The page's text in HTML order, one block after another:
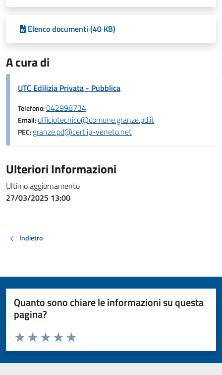
Elenco documenti (40 KB)
A cura di
UTC Edilizia Privata - Pubblica
Telefono:042998734
Email:ufficiotecnico@comune.granze.pd.it
PEC:granze.pd@cert.ip-veneto.net
Ulteriori Informazioni
Ultimo aggiornamento
27/03/2025 13:00
Indietro
Quanto sono chiare le informazioni su questa
pagina?
Valuta da 1 a 5 stelle la pagina
Valuta 5 stelle su 5
Valuta 4 stelle su 5
Valuta 3 stelle su 5
Valuta 2 stelle su 5
Valuta 1 stelle su 5